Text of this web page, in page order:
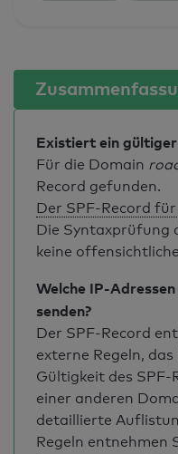
Existiert ein
Für die Domain
Record gefunden.
Der SPF-Record für
Die Syntaxprüfung
keine
Welche IP-
senden?
Der SPF-Record
externe Regeln,
Gültigkeit des SPF-
einer anderen
detaillierte
Regeln entnehmen